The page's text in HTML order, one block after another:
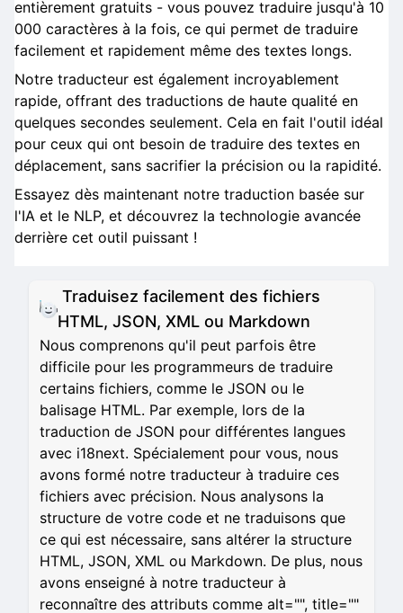
entièrement gratuits - vous pouvez traduire jusqu'à 10
000 caractères à la fois, ce qui permet de traduire
facilement et rapidement même des textes longs.
Notre traducteur est également incroyablement
rapide, offrant des traductions de haute qualité en
quelques secondes seulement. Cela en fait l'outil idéal
pour ceux qui ont besoin de traduire des textes en
déplacement, sans sacrifier la précision ou la rapidité.
Essayez dès maintenant notre traduction basée sur
l'IA et le NLP, et découvrez la technologie avancée
derrière cet outil puissant !
Traduisez facilement des fichiers
HTML, JSON, XML ou Markdown
Nous comprenons qu'il peut parfois être
difficile pour les programmeurs de traduire
certains fichiers, comme le JSON ou le
balisage HTML. Par exemple, lors de la
traduction de JSON pour différentes langues
avec i18next. Spécialement pour vous, nous
avons formé notre traducteur à traduire ces
fichiers avec précision. Nous analysons la
structure de votre code et ne traduisons que
ce qui est nécessaire, sans altérer la structure
HTML, JSON, XML ou Markdown. De plus, nous
avons enseigné à notre traducteur à
reconnaître des attributs comme alt="", title=""